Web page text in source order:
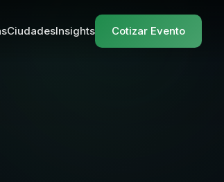
CiudadesInsights Cotizar Evento